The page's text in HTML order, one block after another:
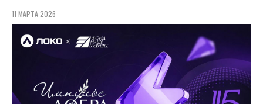
11 МАРТА 2026